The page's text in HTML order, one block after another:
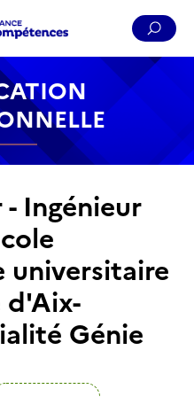
Pied de page
Ingénieur
d'Aix-
Génie